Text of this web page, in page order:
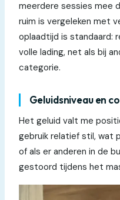
meerdere sessies mee
ruim is vergeleken met
oplaadtijd is standaard:
volle lading, net als bij
categorie.
Geluidsniveau en
Het geluid valt me
gebruik relatief stil, wat
of als er anderen in de
gestoord tijdens het